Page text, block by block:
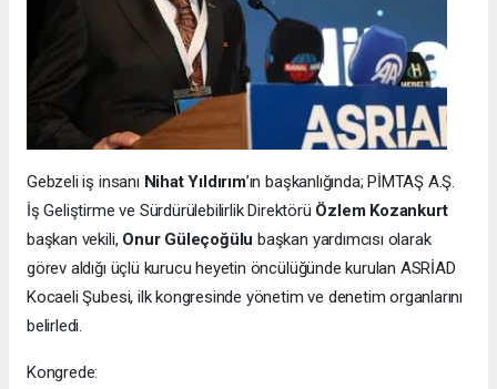
Gebzeli iş insanı Nihat Yıldırım’ın başkanlığında; PİMTAŞ A.Ş.
İş Geliştirme ve Sürdürülebilirlik Direktörü Özlem Kozankurt
başkan vekili, Onur Güleçoğülu başkan yardımcısı olarak
görev aldığı üçlü kurucu heyetin öncülüğünde kurulan ASRİAD
Kocaeli Şubesi, ilk kongresinde yönetim ve denetim organlarını
belirledi.
Kongrede: